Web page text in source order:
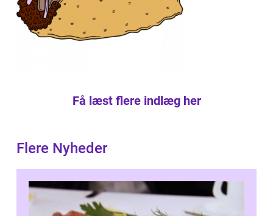
Få læst flere indlæg her
Flere Nyheder